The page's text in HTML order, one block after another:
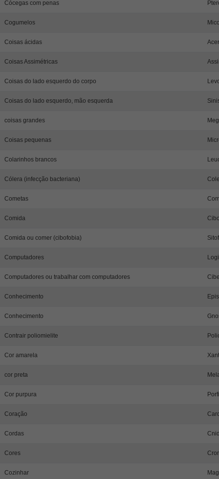
Cócegas com penas
Cogumelos
Coisas ácidas
Coisas Assimétricas
Coisas do lado esquerdo do corpo
Coisas do lado esquerdo, mão esquerda
coisas grandes
Coisas pequenas
Colarinhos brancos
Cólera (infecção bacteriana)
Cometas
Comida
Comida ou comer (cibofobia)
Computadores
Computadores ou trabalhar com computadores
Conhecimento
Conhecimento
Contrair poliomielite
Cor amarela
cor preta
Cor purpura
Coração
Cordas
Cores
Cozinhar